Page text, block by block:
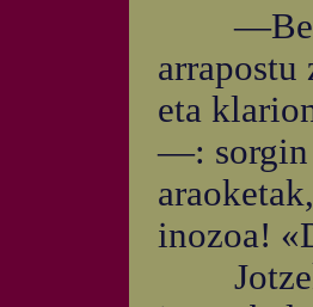
arrapostu
eta
—: sorgin
inozoa!
Jotzeko